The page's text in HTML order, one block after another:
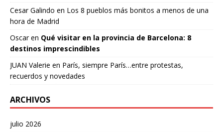
Cesar Galindo en Los 8 pueblos más bonitos a menos de una
hora de Madrid
Oscaren Qué visitar en la provincia de Barcelona: 8
destinos imprescindibles
JUAN Valerie en París, siempre París…entre protestas,
recuerdos y novedades
ARCHIVOS
julio 2026